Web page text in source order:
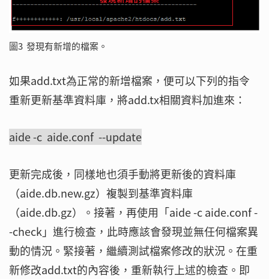
圖3 發現有新增的檔案。
如果add.txt為正常的新增檔案，便可以下列的指令
重新更新基準資料庫，將add.tx相關資料加進來：
aide -c aide.conf --update
更新完成後，同樣地也須手動將更新後的資料庫
（aide.db.new.gz）複製到基準資料庫
（aide.db.gz）。接著，再使用「aide -c aide.conf -
-check」進行檢查，此時應該會發現並無任何檔案異
動的情況。緊接著，繼續測試檔案修改的狀況。在重
新修改add.txt的內容後，重新執行上述的檢查。即